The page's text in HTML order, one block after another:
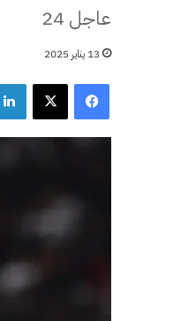
عاجل 24
13 يناير 2025
فيسبوك ‫X